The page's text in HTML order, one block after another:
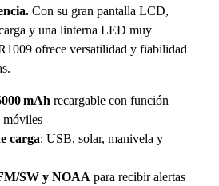
Con su gran pantalla LCD,
y una linterna LED muy
ofrece versatilidad y fiabilidad
mAh recargable con función
móviles
carga: USB, solar, manivela y
SW y NOAA para recibir alertas